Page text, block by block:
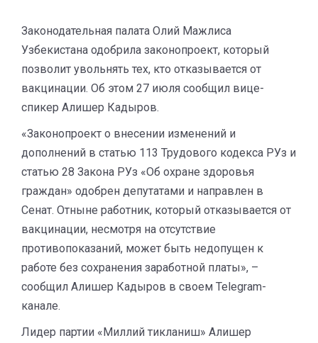
Законодательная палата Олий Мажлиса
Узбекистана одобрила законопроект, который
позволит увольнять тех, кто отказывается от
вакцинации. Об этом 27 июля сообщил вице-
спикер Алишер Кадыров.
«Законопроект о внесении изменений и
дополнений в статью 113 Трудового кодекса РУз и
статью 28 Закона РУз «Об охране здоровья
граждан» одобрен депутатами и направлен в
Сенат. Отныне работник, который отказывается от
вакцинации, несмотря на отсутствие
противопоказаний, может быть недопущен к
работе без сохранения заработной платы», –
сообщил Алишер Кадыров в своем Telegram-
канале.
Лидер партии «Миллий тикланиш» Алишер